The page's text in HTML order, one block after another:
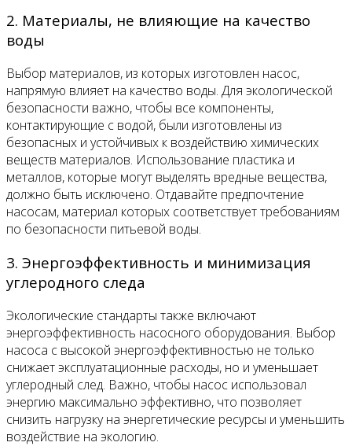
2. Материалы, не влияющие на качество
воды
Выбор материалов, из которых изготовлен насос,
напрямую влияет на качество воды. Для экологической
безопасности важно, чтобы все компоненты,
контактирующие с водой, были изготовлены из
безопасных и устойчивых к воздействию химических
веществ материалов. Использование пластика и
металлов, которые могут выделять вредные вещества,
должно быть исключено. Отдавайте предпочтение
насосам, материал которых соответствует требованиям
по безопасности питьевой воды.
3. Энергоэффективность и минимизация
углеродного следа
Экологические стандарты также включают
энергоэффективность насосного оборудования. Выбор
насоса с высокой энергоэффективностью не только
снижает эксплуатационные расходы, но и уменьшает
углеродный след. Важно, чтобы насос использовал
энергию максимально эффективно, что позволяет
снизить нагрузку на энергетические ресурсы и уменьшить
воздействие на экологию.